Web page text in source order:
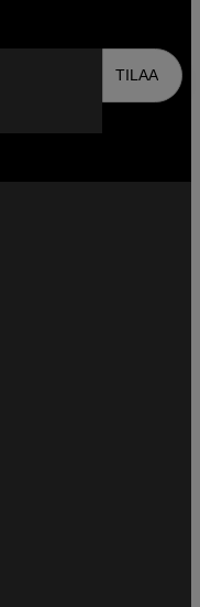
TILAA